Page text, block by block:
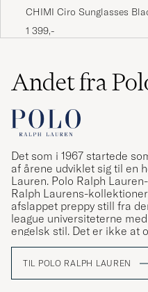
CHIMI Ciro Sunglasses
1 399,-
Andet fra
Det som i 1967 startede
af årene udviklet sig til en
Lauren. Polo Ralph
Ralph Laurens-
afslappet preppy still fra
league universiteterne
engelsk stil. Det er ikke at
Ralph Lauren har været
TIL POLO RALPH LAUREN